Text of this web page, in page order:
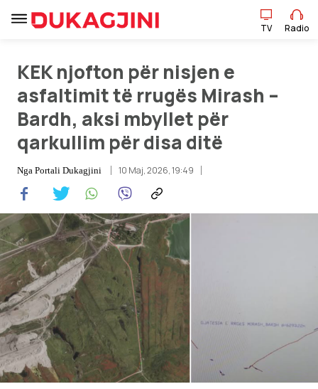
Lajme
Sport
Pikëpamje
Art Jete
Kulturë
Showbiz
Ekonomi
Teknologji
TV Radio
KEK njofton për nisjen e
asfaltimit të rrugës Mirash –
Bardh, aksi mbyllet për
qarkullim për disa ditë
Nga Portali Dukagjini 10 Maj, 2026, 19:49